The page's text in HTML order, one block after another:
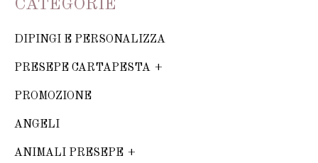
CATEGORIE
DIPINGI E PERSONALIZZA
PRESEPE CARTAPESTA
PROMOZIONE
ANGELI
ANIMALI PRESEPE